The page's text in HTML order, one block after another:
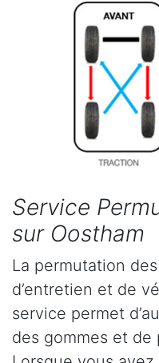
Service
sur Oostham
La permutation
d’entretien et de
service permet
des gommes et